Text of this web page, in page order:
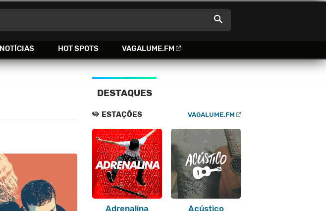
NOTÍCIAS HOT SPOTS VAGALUME.FM
DESTAQUES
ESTAÇÕES VAGALUME.FM
Adrenalina Acústico